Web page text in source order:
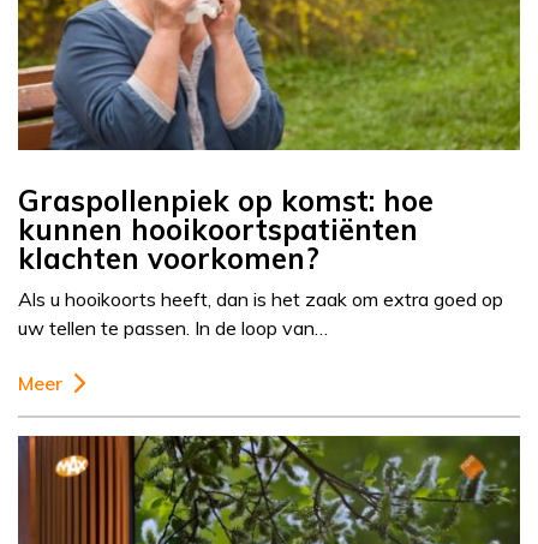
Graspollenpiek op komst: hoe
kunnen hooikoortspatiënten
klachten voorkomen?
Als u hooikoorts heeft, dan is het zaak om extra goed op
uw tellen te passen. In de loop van…
Meer